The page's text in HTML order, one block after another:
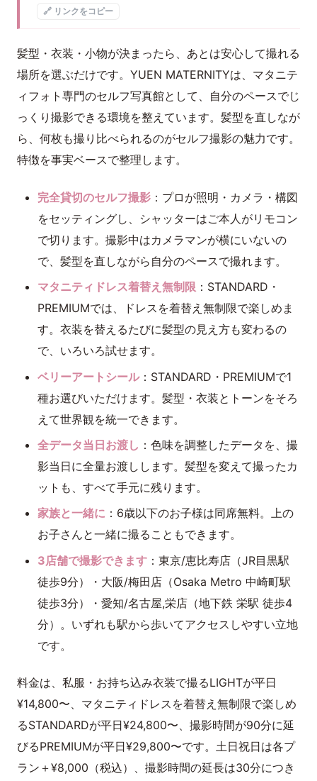
🔗 リンクをコピー
髪型・衣装・小物が決まったら、あとは安心して撮れる
場所を選ぶだけです。YUEN MATERNITYは、マタニテ
ィフォト専門のセルフ写真館として、自分のペースでじ
っくり撮影できる環境を整えています。髪型を直しなが
ら、何枚も撮り比べられるのがセルフ撮影の魅力です。
特徴を事実ベースで整理します。
完全貸切のセルフ撮影：プロが照明・カメラ・構図
をセッティングし、シャッターはご本人がリモコン
で切ります。撮影中はカメラマンが横にいないの
で、髪型を直しながら自分のペースで撮れます。
マタニティドレス着替え無制限：STANDARD・
PREMIUMでは、ドレスを着替え無制限で楽しめま
す。衣装を替えるたびに髪型の見え方も変わるの
で、いろいろ試せます。
ベリーアートシール：STANDARD・PREMIUMで1
種お選びいただけます。髪型・衣装とトーンをそろ
えて世界観を統一できます。
全データ当日お渡し ：色味を調整したデータを、撮
影当日に全量お渡しします。髪型を変えて撮ったカ
ットも、すべて手元に残ります。
家族と一緒に ：6歳以下のお子様は同席無料。上の
お子さんと一緒に撮ることもできます。
3店舗で撮影できます：東京/恵比寿店（JR目黒駅
徒歩9分）・大阪/梅田店（Osaka Metro 中崎町駅
徒歩3分）・愛知/名古屋,栄店（地下鉄 栄駅 徒歩4
分）。いずれも駅から歩いてアクセスしやすい立地
です。
料金は、私服・お持ち込み衣装で撮るLIGHTが平日
¥14,800〜、マタニティドレスを着替え無制限で楽しめ
るSTANDARDが平日¥24,800〜、撮影時間が90分に延
びるPREMIUMが平日¥29,800〜です。土日祝日は各プ
ラン＋¥8,000（税込）、撮影時間の延長は30分につき